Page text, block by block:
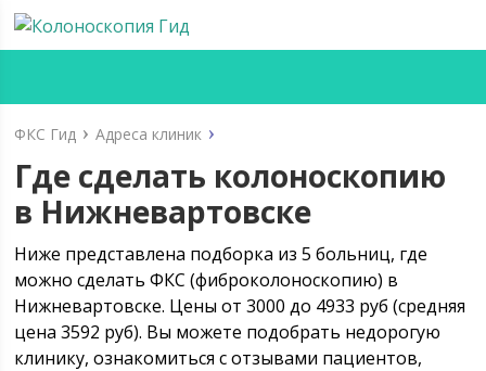
ФКС Гид Адреса клиник
Где сделать колоноскопию
в Нижневартовске
Ниже представлена подборка из 5 больниц, где
можно сделать ФКС (фиброколоноскопию) в
Нижневартовске. Цены от 3000 до 4933 руб (средняя
цена 3592 руб). Вы можете подобрать недорогую
клинику, ознакомиться с отзывами пациентов,